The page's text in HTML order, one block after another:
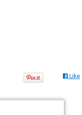
Like